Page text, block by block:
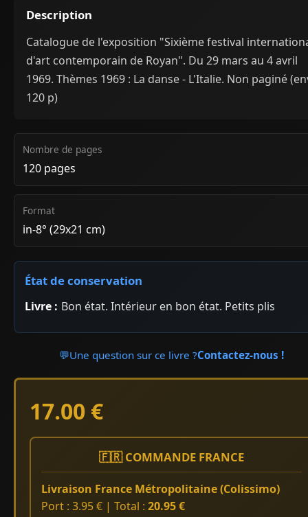
Description
Catalogue de l'exposition "Sixième festival
d'art contemporain de Royan". Du 29 mars au 4 avril
1969. Thèmes 1969 : La danse - L'Italie. Non paginé
120 p)
Nombre de pages
120 pages
Format
in-8° (29x21 cm)
État de conservation
Livre : Bon état. Intérieur en bon état. Petits plis
💬Une question sur ce livre ?Contactez-nous !
17.00 €
🇫🇷 COMMANDE FRANCE
Livraison France Métropolitaine (Colissimo)
Port : 3.95 € | Total : 20.95 €